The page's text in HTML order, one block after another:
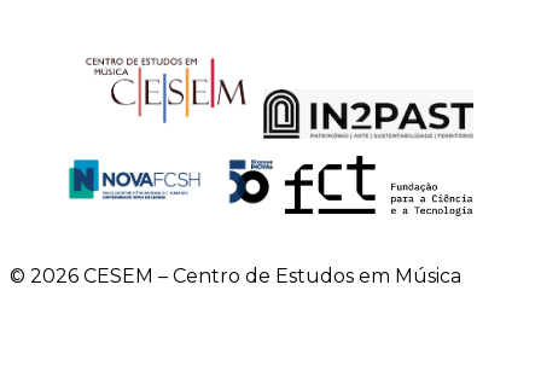
© 2026 CESEM – Centro de Estudos em Música